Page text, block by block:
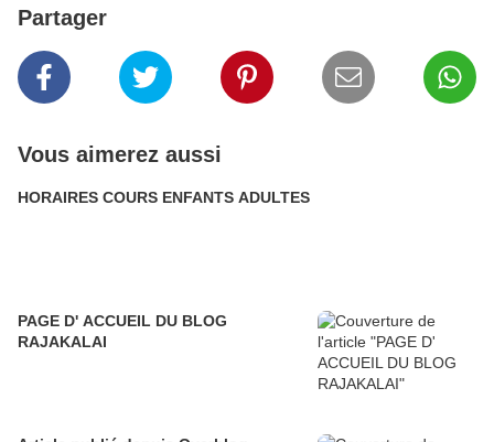
Partager
Vous aimerez aussi
HORAIRES COURS ENFANTS ADULTES
PAGE D' ACCUEIL DU BLOG
RAJAKALAI